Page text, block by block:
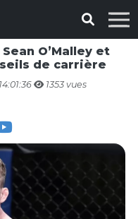
O’Malley et
de carrière
14:01:36
1353 vues